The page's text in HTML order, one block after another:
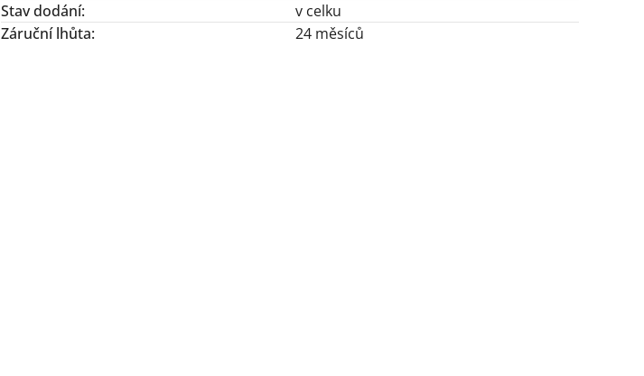
Stav dodání:
v celku
Záruční lhůta: 24 měsíců